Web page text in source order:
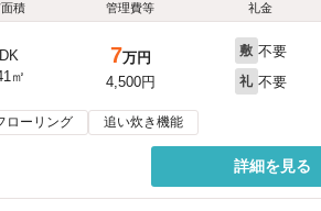
積
管理費等
礼金
㎡
7万円
4,500円
敷 不要
礼 不要
ローリング 追い炊き機能
詳細を見る